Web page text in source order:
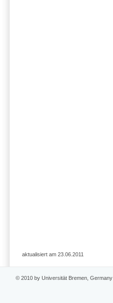
aktualisiert am 23.06.2011
© 2010 by Universität Bremen, Germany